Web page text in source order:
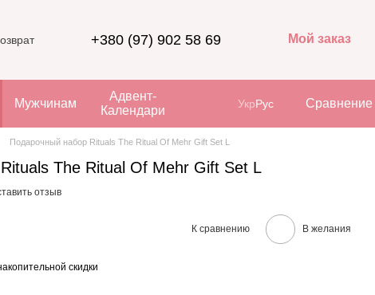
+380 (97) 902 58 69 Мой заказ
Мужчинам
Адвент-
Календари
УкрРус Сравнение
Подарочный набор Rituals The Ritual Of Mehr Gift Set L
The Ritual Of Mehr Gift Set L
отзыв
К сравнению В желания
скидки